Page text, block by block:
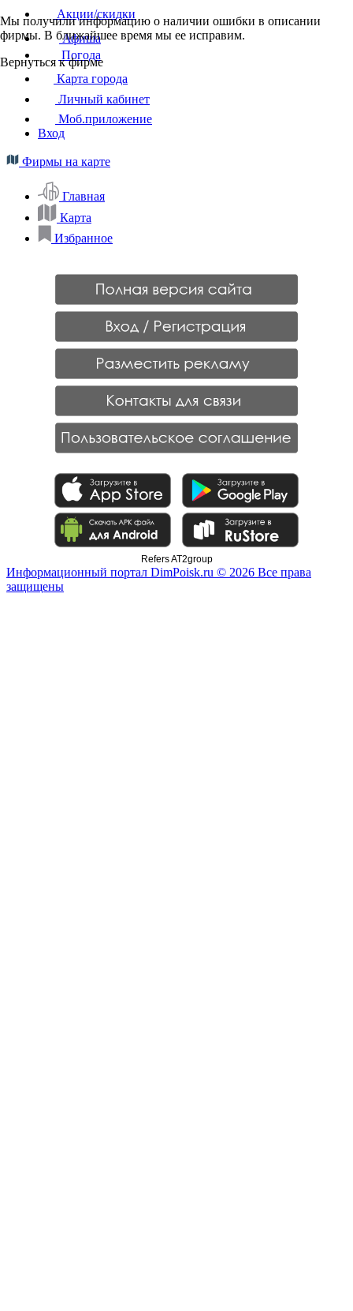
Мы получили информацию о наличии ошибки в описании
фирмы. В ближайшее время мы ее исправим.
Вернуться к фирме
Акции/скидки
Афиша
Погода
Карта города
Личный кабинет
Моб.приложение
Вход
Фирмы на карте
Главная
Карта
Избранное
Refers AT2group
Информационный портал DimPoisk.ru © 2026 Все права
защищены